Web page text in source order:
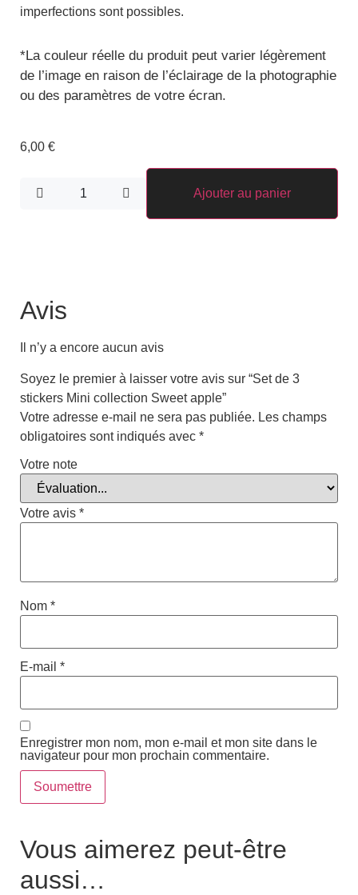
imperfections sont possibles.
*La couleur réelle du produit peut varier légèrement
de l’image en raison de l’éclairage de la photographie
ou des paramètres de votre écran.
6,00 €
Ajouter au panier
Avis
Il n’y a encore aucun avis
Soyez le premier à laisser votre avis sur “Set de 3
stickers Mini collection Sweet apple”
Votre adresse e-mail ne sera pas publiée. Les champs
obligatoires sont indiqués avec *
Votre note
Votre avis *
Nom *
E-mail *
Enregistrer mon nom, mon e-mail et mon site dans le
navigateur pour mon prochain commentaire.
Vous aimerez peut-être
aussi…